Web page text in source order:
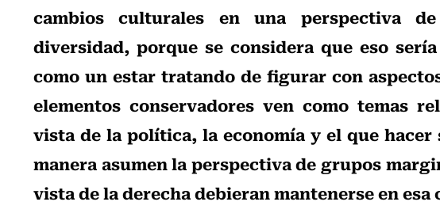
cambios culturales en una perspectiva
diversidad, porque se considera que eso
como un estar tratando de figurar con
elementos conservadores ven como temas
vista de la política, la economía y el que hacer
manera asumen la perspectiva de grupos
vista de la derecha debieran mantenerse en esa